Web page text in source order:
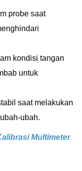
probe saat
kondisi tangan
untuk
saat melakukan
ubah.
Multimeter